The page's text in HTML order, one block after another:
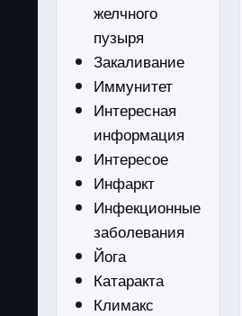
желчного
пузыря
Закаливание
Иммунитет
Интересная
информация
Интересое
Инфаркт
Инфекционные
заболевания
Йога
Катаракта
Климакс